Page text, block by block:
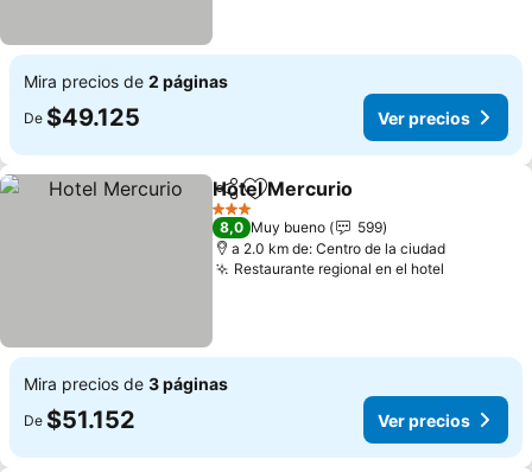
Mira precios de 2 páginas
De $49.125 Ver precios
CompartirAgregar a favoritos
Hotel Mercurio
3 Estrellas
8,0 Muy bueno
599
a 2.0 km de: Centro de la ciudad
Restaurante regional en el hotel
Mira precios de 3 páginas
De $51.152 Ver precios